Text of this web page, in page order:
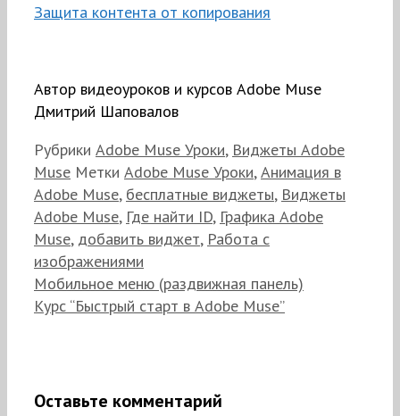
Защита контента от копирования
Автор видеоуроков и курсов Adobe Muse
Дмитрий Шаповалов
Рубрики Adobe Muse Уроки, Виджеты Adobe
Muse Метки Adobe Muse Уроки,Анимация в
Adobe Muse, бесплатные виджеты, Виджеты
Adobe Muse, Где найти ID, Графика Adobe
Muse, добавить виджет, Работа с
изображениями
Мобильное меню (раздвижная панель)
Курс “Быстрый старт в Adobe Muse”
Оставьте комментарий